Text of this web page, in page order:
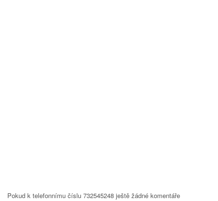
Pokud k telefonnímu číslu 732545248 ještě žádné komentáře